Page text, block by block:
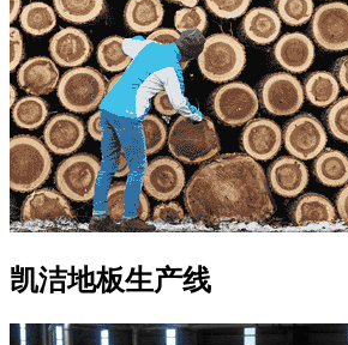
凯洁地板生产线